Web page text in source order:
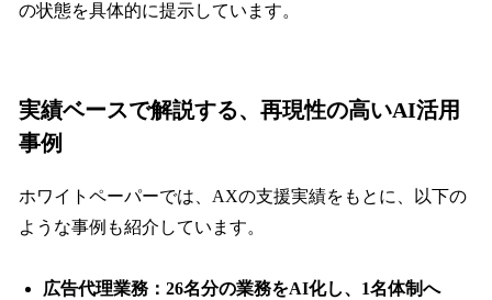
の状態を具体的に提示しています。
実績ベースで解説する、再現性の高いAI活用
事例
ホワイトペーパーでは、AXの支援実績をもとに、以下の
ような事例も紹介しています。
広告代理業務：26名分の業務をAI化し、1名体制へ